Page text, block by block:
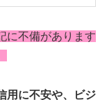
に不備があります
用に不安や、ビジ